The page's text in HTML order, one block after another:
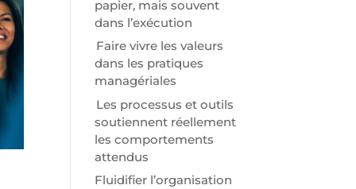
papier, mais souvent
dans l’exécution
Faire vivre les valeurs
dans les pratiques
managériales
Les processus et outils
soutiennent réellement
les comportements
attendus
Fluidifier l’organisation